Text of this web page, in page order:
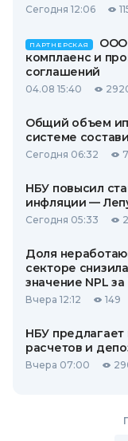
Сегодня 12:06
ПАРТНЕРСКАЯ
ООО
комплаенс и
соглашений
04.08 15:40
Общий объем
системе
Сегодня 06:32
НБУ повысил
инфляции —
Сегодня 05:33
Доля
секторе
значение NPL за
Вчера 12:12 149
НБУ предлагает
расчетов и
Вчера 07:00